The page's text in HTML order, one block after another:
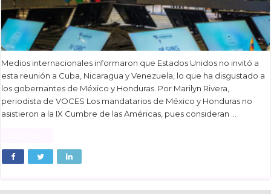
Medios internacionales informaron que Estados Unidos no invitó a
esta reunión a Cuba, Nicaragua y Venezuela, lo que ha disgustado a
los gobernantes de México y Honduras. Por Marilyn Rivera,
periodista de VOCES Los mandatarios de México y Honduras no
asistieron a la IX Cumbre de las Américas, pues consideran …